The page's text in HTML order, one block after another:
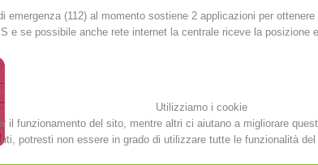
emergenza (112) al momento sostiene 2 applicazioni per
e se possibile anche rete internet la centrale riceve la posizione
Utilizziamo i cookie
funzionamento del sito, mentre altri ci aiutano a migliorare
potresti non essere in grado di utilizzare tutte le funzionalità del